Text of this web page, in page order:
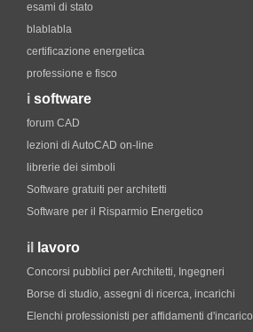
esami di stato
blablabla
certificazione energetica
professione e fisco
i software
forum CAD
lezioni di AutoCAD on-line
librerie dei simboli
Software gratuiti per architetti
Software per il Risparmio Energetico
il lavoro
Concorsi pubblici per Architetti, Ingegneri
Borse di studio, assegni di ricerca, incarichi
Elenchi professionisti per affidamenti d'incarico